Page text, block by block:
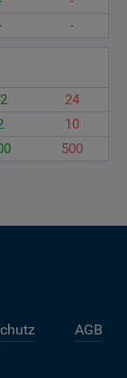
-
24
10
500
AGB